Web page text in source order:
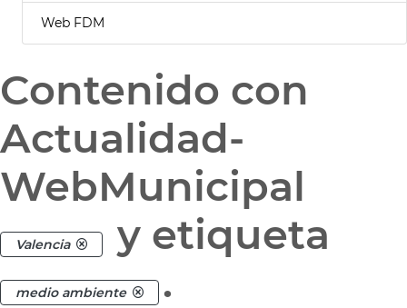
Web FDM
Contenido con
Actualidad-
WebMunicipal
Valencia y etiqueta
medio ambiente .